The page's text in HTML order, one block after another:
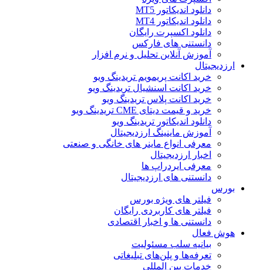
دانلود اندیکاتور MT5
دانلود اندیکاتور MT4
دانلود اکسپرت رایگان
دانستنی های فارکس
آموزش آنلاین تحلیل و نرم افزار
ارزدیجیتال
خرید اکانت پریمویم تریدینگ ویو
خرید اکانت اسنشیال تریدینگ ویو
خرید اکانت پلاس تریدینگ ویو
خرید و قیمت دیتای CME تریدینگ ویو
دانلود اندیکاتور تریدینگ ویو
آموزش ماینینگ ارزدیجیتال
معرفی انواع ماینر های خانگی و صنعتی
اخبار ارزدیجیتال
معرفی ایردراپ ها
دانستنی های ارزدیجیتال
بورس
فیلتر های ویژه بورس
فیلتر های کاربردی رایگان
دانستنی ها و اخبار اقتصادی
هوش فعال
بیانیه سلب مسئولیت
تعرفه‌ها و پلن‌های تبلیغاتی
خدمات بین المللی